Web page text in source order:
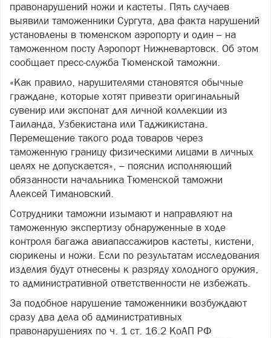
правонарушений ножи и кастеты. Пять случаев
выявили таможенники Сургута, два факта нарушений
установлены в тюменском аэропорту и один – на
таможенном посту Аэропорт Нижневартовск. Об этом
сообщает пресс-служба Тюменской таможни.
«Как правило, нарушителями становятся обычные
граждане, которые хотят привезти оригинальный
сувенир или экспонат для личной коллекции из
Таиланда, Узбекистана или Таджикистана.
Перемещение такого рода товаров через
таможенную границу физическими лицами в личных
целях не допускается», – пояснил исполняющий
обязанности начальника Тюменской таможни
Алексей Тимановский.
Сотрудники таможни изымают и направляют на
таможенную экспертизу обнаруженные в ходе
контроля багажа авиапассажиров кастеты, кистени,
сюрикены и ножи. Если по результатам исследования
изделия будут отнесены к разряду холодного оружия,
то административной ответственности не избежать.
За подобное нарушение таможенники возбуждают
сразу два дела об административных
правонарушениях по ч. 1 ст. 16.2 КоАП РФ